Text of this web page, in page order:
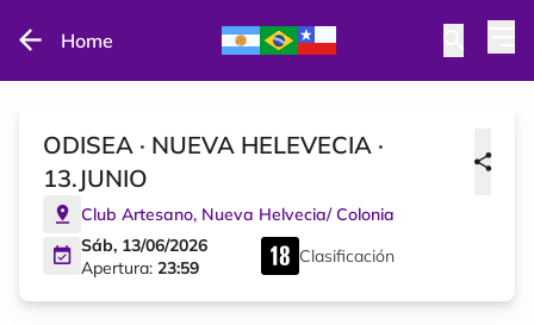
Home
ODISEA · NUEVA HELEVECIA ·
13.JUNIO
Club Artesano, Nueva Helvecia/Colonia
Sáb, 13/06/2026
Apertura: 23:59
Clasificación